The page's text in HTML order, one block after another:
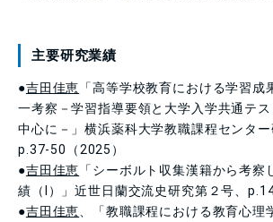
主要研究業績
●吉田佳恵 「高等学校教育における学習成
一考察－学習指導要領と大学入学共通テ
中心に－」横浜薬科大学教職課程センター
p.37-50（2025）
●吉田佳恵 「シーボルト収集漢籍から考察
績（Ⅰ）」近世日蘭交流史研究第２号、
●吉田佳恵 、「教職課程における教育心理